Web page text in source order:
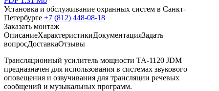
Установка и обслуживание охранных систем в Санкт-
Петербурге +7 (812) 448-08-18
Заказать монтаж
ОписаниеХарактеристикиДокументацияЗадать
вопросДоставкаОтзывы
Трансляционный усилитель мощности TA-1120 JDM
предназначен для использования в системах звукового
оповещения и озвучивания для трансляции речевых
сообщений и музыкальных программ.